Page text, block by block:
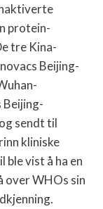
protein-
tre Kina-
Beijing-
Beijing-
sendt til
kliniske
ble vist å ha en
over WHOs sin